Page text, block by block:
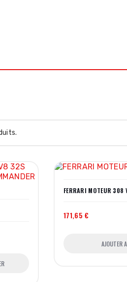
FERRARI MOTEUR 308
171,65 €
AJOUTER